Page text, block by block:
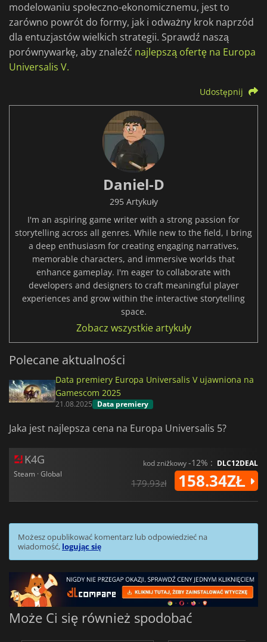
modelowaniu społeczno-ekonomicznemu, jest to
zarówno powrót do formy, jak i odważny krok naprzód
dla entuzjastów wielkich strategii. Sprawdź naszą
porównywarkę, aby znaleźć najlepszą ofertę na Europa
Universalis V.
Udostępnij
Daniel-D
295 Artykuły
I'm an aspiring game writer with a strong passion for
storytelling across all genres. While new to the field, I bring
a deep enthusiasm for creating engaging narratives,
memorable characters, and immersive worlds that
enhance gameplay. I'm eager to collaborate with
developers and designers to craft meaningful player
experiences and grow within the interactive storytelling
space.
Zobacz wszystkie artykuły
Polecane aktualności
Data premiery Europa Universalis V ujawniona na
Gamescom 2025
21.08.2025 Data premiery
Jaka jest najlepsza cena na Europa Universalis 5?
K4G
Steam · Global
kod zniżkowy-12% : DLC12DEAL
179.93zł 158.34ZŁ
Możesz opublikować komentarz lub odpowiedzieć na
wiadomość, logując się
Może Ci się również spodobać